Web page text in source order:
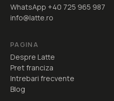
WhatsApp +40 725 965 987
info@latte.ro
PAGINA
Despre Latte
Pret franciza
Intrebari frecvente
Blog